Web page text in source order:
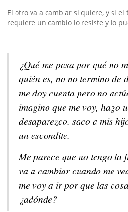
El otro va a cambiar si quiere, y si
requiere un cambio lo resiste y lo
¿Qué me pasa por qué no
quién es, no no termino de
me doy cuenta pero no
imagino que me voy, hago
desaparezco. saco a mis
un escondite.
Me parece que no tengo la
va a cambiar cuando me
me voy a ir por que las
¿adónde?